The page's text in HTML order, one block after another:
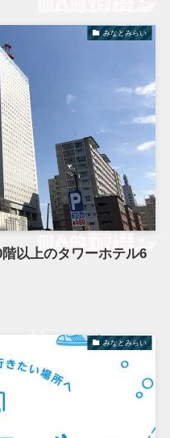
みなとみらい
以上のタワーホテル6
みなとみらい